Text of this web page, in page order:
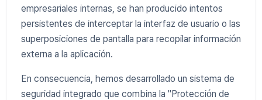
empresariales internas, se han producido intentos
persistentes de interceptar la interfaz de usuario o las
superposiciones de pantalla para recopilar información
externa a la aplicación.
En consecuencia, hemos desarrollado un sistema de
seguridad integrado que combina la "Protección de